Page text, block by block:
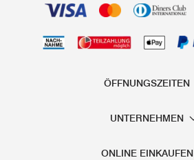
ÖFFNUNGSZEITEN
UNTERNEHMEN
ONLINE EINKAUFEN